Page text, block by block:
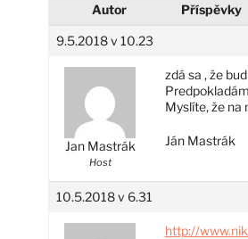
Autor Příspěvky
9.5.2018 v 10.23
Jan Mastrák
Host
zdá sa , že
Myslíte, že na
Ján Mastrák
10.5.2018 v 6.31
http://